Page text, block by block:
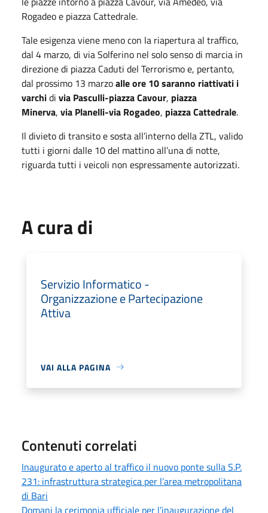
Rogadeo e piazza Cattedrale.
Tale esigenza viene meno con la riapertura al traffico,
dal 4 marzo, di via Solferino nel solo senso di marcia in
direzione di piazza Caduti del Terrorismo e, pertanto,
dal prossimo 13 marzoalle ore 10 saranno riattivati i
varchidi via Pasculli-piazza Cavour, piazza
Minerva, via Planelli-via Rogadeo, piazza Cattedrale.
Il divieto di transito e sosta all’interno della ZTL, valido
tutti i giorni dalle 10 del mattino all’una di notte,
riguarda tutti i veicoli non espressamente autorizzati.
A cura di
Servizio Informatico -
Organizzazione e Partecipazione
Attiva
VAI ALLA PAGINA
Contenuti correlati
Inaugurato e aperto al traffico il nuovo ponte sulla S.P.
231: infrastruttura strategica per l’area metropolitana
di Bari
Domani la cerimonia ufficiale per l’inaugurazione del